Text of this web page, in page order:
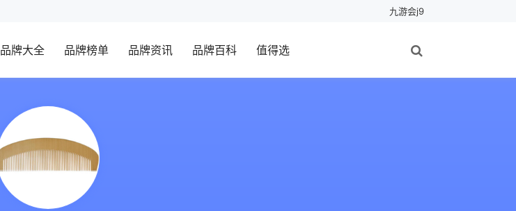
九游会j9
品牌大全 品牌榜单 品牌资讯 品牌百科 值得选